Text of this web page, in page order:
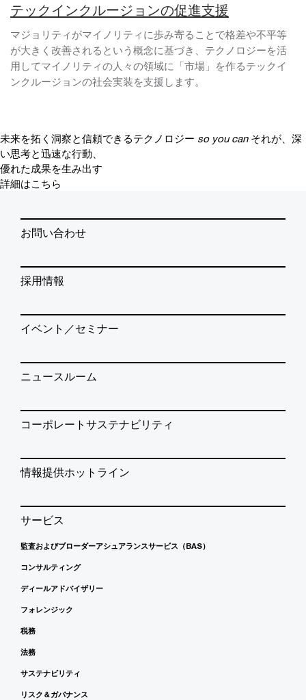
テックインクルージョンの促進支援
マジョリティがマイノリティに歩み寄ることで格差や不平等
が大きく改善されるという概念に基づき、テクノロジーを活
用してマイノリティの人々の領域に「市場」を作るテックイ
ンクルージョンの社会実装を支援します。
未来を拓く洞察と信頼できるテクノロジー so you can それが、深
い思考と迅速な行動、
優れた成果を生み出す
詳細はこちら
お問い合わせ
採用情報
イベント／セミナー
ニュースルーム
コーポレートサステナビリティ
情報提供ホットライン
サービス
監査およびブローダーアシュアランスサービス（BAS）
コンサルティング
ディールアドバイザリー
フォレンジック
税務
法務
サステナビリティ
リスク＆ガバナンス